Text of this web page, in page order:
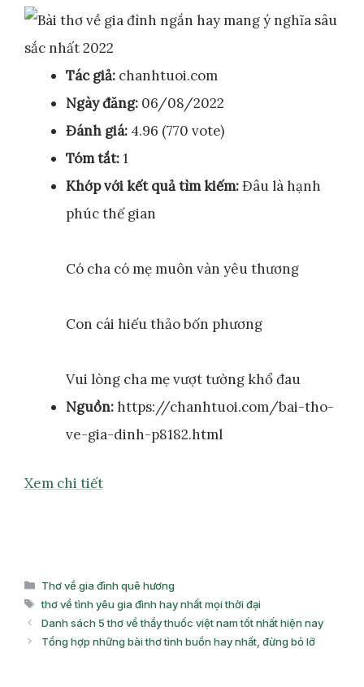
Tác giả: chanhtuoi.com
Ngày đăng: 06/08/2022
Đánh giá: 4.96 (770 vote)
Tóm tắt:1
Khớp với kết quả tìm kiếm:Đâu là hạnh
phúc thế gian
Có cha có mẹ muôn vàn yêu thương
Con cái hiếu thảo bốn phương
Vui lòng cha mẹ vượt tường khổ đau
Nguồn:https://chanhtuoi.com/bai-tho-
ve-gia-dinh-p8182.html
Xem chi tiết
Danh
mục
Thơ về gia đình quê hương
Thẻ
thơ về tình yêu gia đình hay nhất mọi thời đại
Danh sách 5 thơ về thầy thuốc việt nam tốt nhất hiện nay
Tổng hợp những bài thơ tình buồn hay nhất, đừng bỏ lỡ